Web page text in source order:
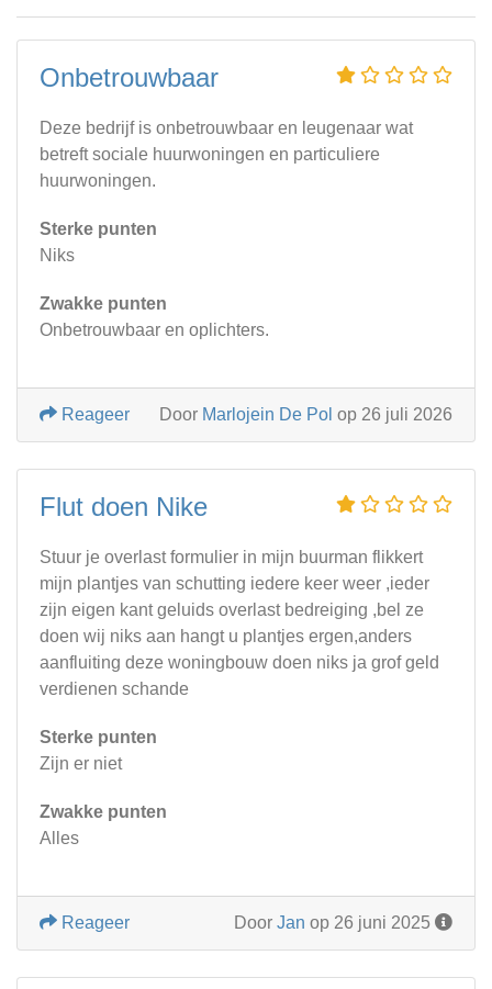
Onbetrouwbaar
Deze bedrijf is onbetrouwbaar en leugenaar wat
betreft sociale huurwoningen en particuliere
huurwoningen.
Sterke punten
Niks
Zwakke punten
Onbetrouwbaar en oplichters.
Door Marlojein De Pol op 26 juli 2026
Reageer
Flut doen Nike
Stuur je overlast formulier in mijn buurman flikkert
mijn plantjes van schutting iedere keer weer ,ieder
zijn eigen kant geluids overlast bedreiging ,bel ze
doen wij niks aan hangt u plantjes ergen,anders
aanfluiting deze woningbouw doen niks ja grof geld
verdienen schande
Sterke punten
Zijn er niet
Zwakke punten
Alles
Door Jan op 26 juni 2025
Reageer